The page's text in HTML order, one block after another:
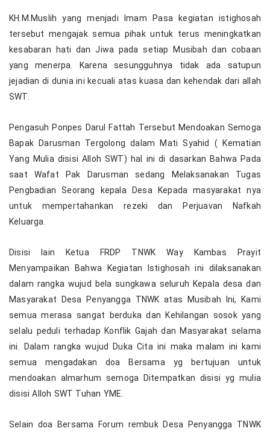
KH.M.Muslih yang menjadi Imam Pasa kegiatan istighosah
tersebut mengajak semua pihak untuk terus meningkatkan
kesabaran hati dan Jiwa pada setiap Musibah dan cobaan
yang menerpa. Karena sesungguhnya tidak ada satupun
jejadian di dunia ini kecuali atas kuasa dan kehendak dari allah
SWT.
Pengasuh Ponpes Darul Fattah Tersebut Mendoakan Semoga
Bapak Darusman Tergolong dalam Mati Syahid ( Kematian
Yang Mulia disisi Alloh SWT) hal ini di dasarkan Bahwa Pada
saat Wafat Pak Darusman sedang Melaksanakan Tugas
Pengbadian Seorang kepala Desa Kepada masyarakat nya
untuk mempertahankan rezeki dan Perjuavan Nafkah
Keluarga.
Disisi lain Ketua FRDP TNWK Way Kambas Prayit
Menyampaikan Bahwa Kegiatan Istighosah ini dilaksanakan
dalam rangka wujud bela sungkawa seluruh Kepala desa dan
Masyarakat Desa Penyangga TNWK atas Musibah Ini, Kami
semua merasa sangat berduka dan Kehilangan sosok yang
selalu peduli terhadap Konflik Gajah dan Masyarakat selama
ini. Dalam rangka wujud Duka Cita ini maka malam ini kami
semua mengadakan doa Bersama yg bertujuan untuk
mendoakan almarhum semoga Ditempatkan disisi yg mulia
disisi Alloh SWT Tuhan YME.
Selain doa Bersama Forum rembuk Desa Penyangga TNWK